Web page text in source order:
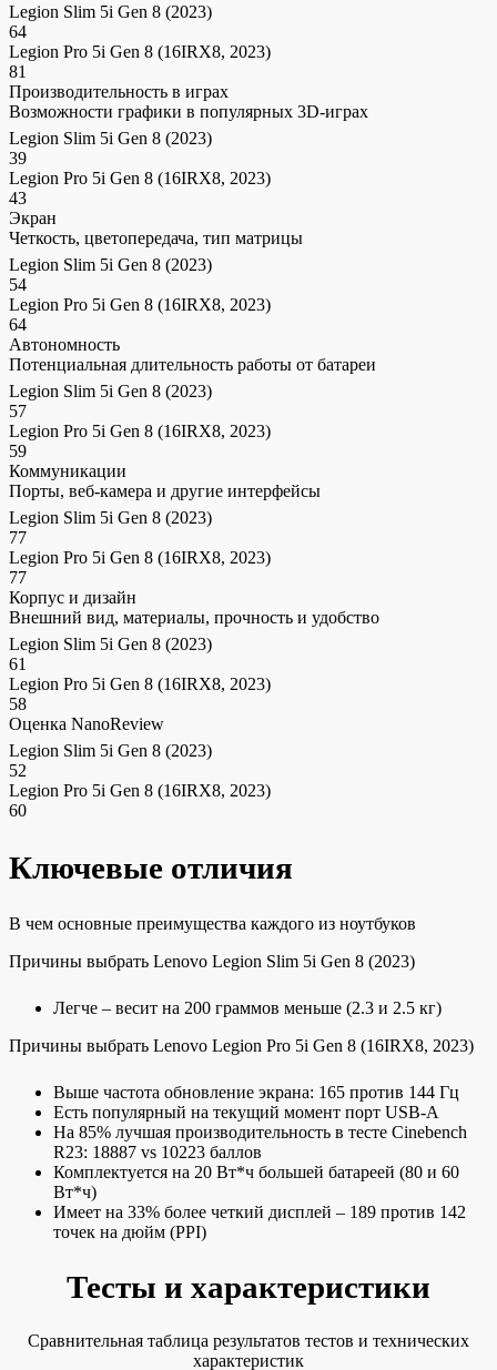
Legion Slim 5i Gen 8 (2023)
64
Legion Pro 5i Gen 8 (16IRX8, 2023)
81
Производительность в играх
Возможности графики в популярных 3D-играх
Legion Slim 5i Gen 8 (2023)
39
Legion Pro 5i Gen 8 (16IRX8, 2023)
43
Экран
Четкость, цветопередача, тип матрицы
Legion Slim 5i Gen 8 (2023)
54
Legion Pro 5i Gen 8 (16IRX8, 2023)
64
Автономность
Потенциальная длительность работы от батареи
Legion Slim 5i Gen 8 (2023)
57
Legion Pro 5i Gen 8 (16IRX8, 2023)
59
Коммуникации
Порты, веб-камера и другие интерфейсы
Legion Slim 5i Gen 8 (2023)
77
Legion Pro 5i Gen 8 (16IRX8, 2023)
77
Корпус и дизайн
Внешний вид, материалы, прочность и удобство
Legion Slim 5i Gen 8 (2023)
61
Legion Pro 5i Gen 8 (16IRX8, 2023)
58
Оценка NanoReview
Legion Slim 5i Gen 8 (2023)
52
Legion Pro 5i Gen 8 (16IRX8, 2023)
60
Ключевые отличия
В чем основные преимущества каждого из ноутбуков
Причины выбрать Lenovo Legion Slim 5i Gen 8 (2023)
Легче – весит на 200 граммов меньше (2.3 и 2.5 кг)
Причины выбрать Lenovo Legion Pro 5i Gen 8 (16IRX8, 2023)
Выше частота обновление экрана: 165 против 144 Гц
Есть популярный на текущий момент порт USB-A
На 85% лучшая производительность в тесте Cinebench
R23: 18887 vs 10223 баллов
Комплектуется на 20 Вт*ч большей батареей (80 и 60
Вт*ч)
Имеет на 33% более четкий дисплей – 189 против 142
точек на дюйм (PPI)
Тесты и характеристики
Сравнительная таблица результатов тестов и технических
характеристик